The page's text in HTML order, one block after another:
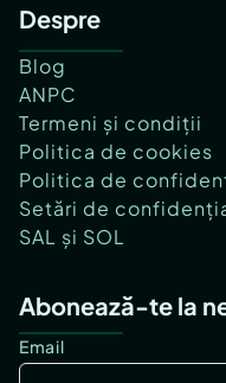
Despre
Blog
ANPC
Termeni și condiții
Politica de cookies
Politica de
Setări de
SAL și SOL
Abonează-te la
Email